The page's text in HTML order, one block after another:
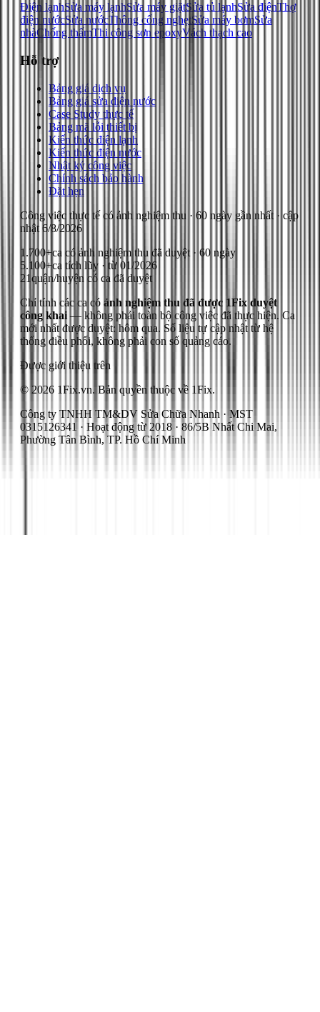
Điện lạnhSửa máy lạnhSửa máy giặtSửa tủ lạnhSửa điệnThợ
điện nướcSửa nướcThông cống nghẹtSửa máy bơmSửa
nhàChống thấmThi công sơn epoxyVách thạch cao
Hỗ trợ
Bảng giá dịch vụ
Bảng giá sửa điện nước
Case Study thực tế
Bảng mã lỗi thiết bị
Kiến thức điện lạnh
Kiến thức điện nước
Nhật ký công việc
Chính sách bảo hành
Đặt hẹn
Công việc thực tế có ảnh nghiệm thu · 60 ngày gần nhất · cập
nhật 6/8/2026
1.700+ca có ảnh nghiệm thu đã duyệt · 60 ngày
5.100+ca tích lũy · từ 01/2026
21quận/huyện có ca đã duyệt
Chỉ tính các ca có ảnh nghiệm thu đã được 1Fix duyệt
công khai — không phải toàn bộ công việc đã thực hiện. Ca
mới nhất được duyệt: hôm qua. Số liệu tự cập nhật từ hệ
thống điều phối, không phải con số quảng cáo.
Được giới thiệu trên
© 2026 1Fix.vn. Bản quyền thuộc về 1Fix.
Công ty TNHH TM&DV Sửa Chữa Nhanh · MST
0315126341 · Hoạt động từ 2018 · 86/5B Nhất Chi Mai,
Phường Tân Bình, TP. Hồ Chí Minh